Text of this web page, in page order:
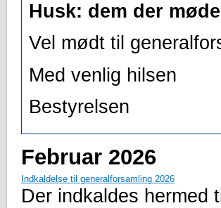
Husk: dem der
Vel mødt til
Med venlig hilsen
Bestyrelsen
Februar 2026
Indkaldelse til generalforsamling 2026
Der indkaldes hermed